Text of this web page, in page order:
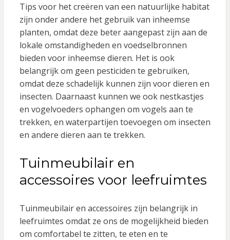
Tips voor het creëren van een natuurlijke habitat
zijn onder andere het gebruik van inheemse
planten, omdat deze beter aangepast zijn aan de
lokale omstandigheden en voedselbronnen
bieden voor inheemse dieren. Het is ook
belangrijk om geen pesticiden te gebruiken,
omdat deze schadelijk kunnen zijn voor dieren en
insecten. Daarnaast kunnen we ook nestkastjes
en vogelvoeders ophangen om vogels aan te
trekken, en waterpartijen toevoegen om insecten
en andere dieren aan te trekken.
Tuinmeubilair en
accessoires voor leefruimtes
Tuinmeubilair en accessoires zijn belangrijk in
leefruimtes omdat ze ons de mogelijkheid bieden
om comfortabel te zitten, te eten en te